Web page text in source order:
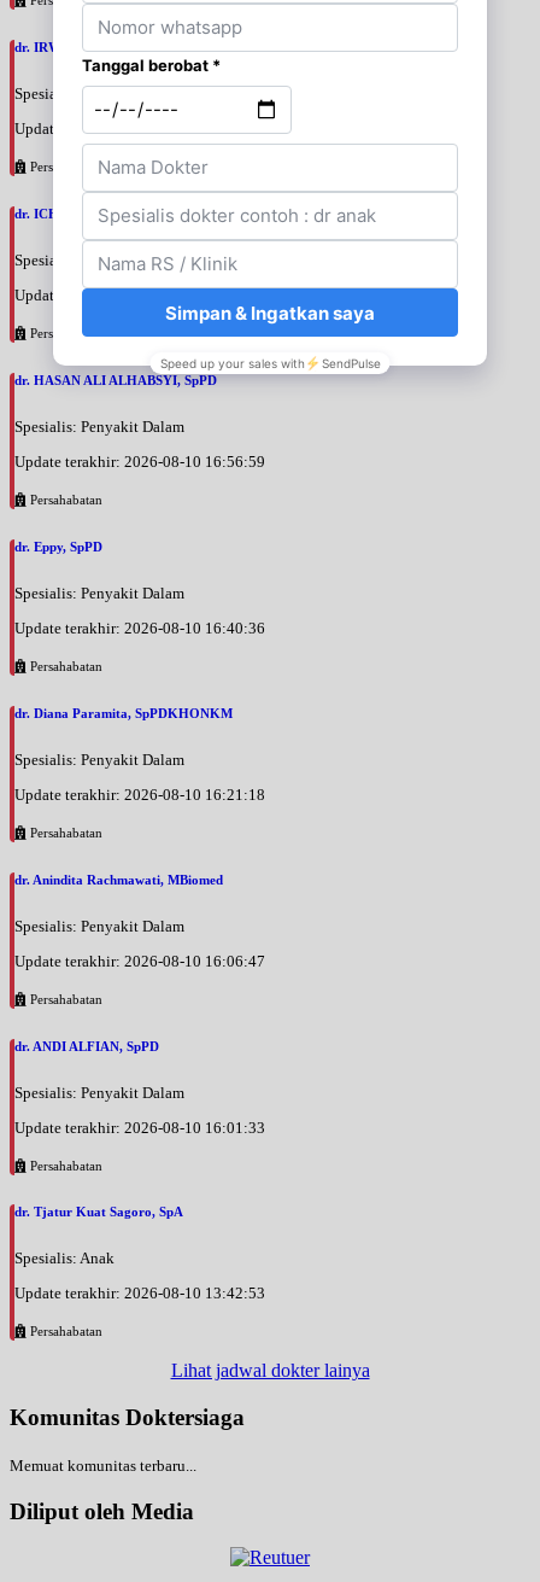
dr. IRWIN TEDJA, SpPDKAI
Spesialis: Penyakit Dalam
Update terakhir: 2026-08-10 19:45:26
Persahabatan
dr. ICHSAN BUDIMAN, SpPD
Spesialis: Penyakit Dalam
Update terakhir: 2026-08-10 19:41:37
Persahabatan
dr. HASAN ALI ALHABSYI, SpPD
Spesialis: Penyakit Dalam
Update terakhir: 2026-08-10 16:56:59
Persahabatan
dr. Eppy, SpPD
Spesialis: Penyakit Dalam
Update terakhir: 2026-08-10 16:40:36
Persahabatan
dr. Diana Paramita, SpPDKHONKM
Spesialis: Penyakit Dalam
Update terakhir: 2026-08-10 16:21:18
Persahabatan
dr. Anindita Rachmawati, MBiomed
Spesialis: Penyakit Dalam
Update terakhir: 2026-08-10 16:06:47
Persahabatan
dr. ANDI ALFIAN, SpPD
Spesialis: Penyakit Dalam
Update terakhir: 2026-08-10 16:01:33
Persahabatan
dr. Tjatur Kuat Sagoro, SpA
Spesialis: Anak
Update terakhir: 2026-08-10 13:42:53
Persahabatan
Lihat jadwal dokter lainya
Komunitas Doktersiaga
Memuat komunitas terbaru...
Diliput oleh Media